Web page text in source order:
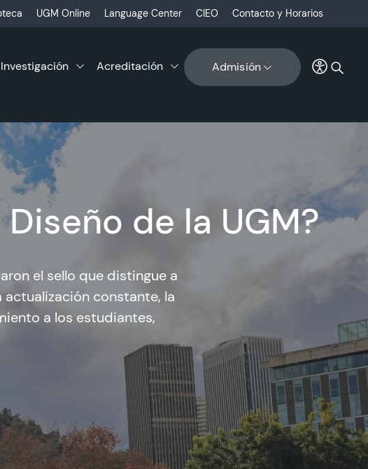
UGM Online Language Center CIEO Contacto y Horarios
Investigación Acreditación Admisión
de la UGM?
el sello que distingue a
constante, la
a los estudiantes,